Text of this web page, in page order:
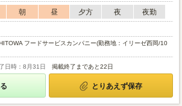
朝 昼 夕方 夜
夜勤
フードサービスカンパニー(勤務地：イリーゼ西岡/10
日時：8月31日 掲載終了まであと22日
とりあえず保存